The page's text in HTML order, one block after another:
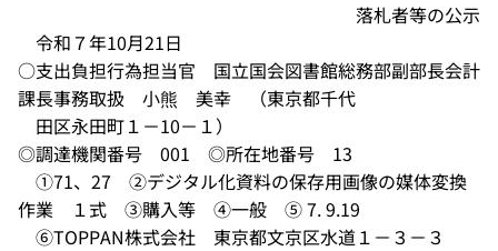
落札者等の公示
令和７年10月21日
○支出負担行為担当官　国立国会図書館総務部副部長会計
課長事務取扱　小熊　美幸　（東京都千代
田区永田町１－10－１）
◎調達機関番号　001　◎所在地番号　13
①71、27　②デジタル化資料の保存用画像の媒体変換
作業　１式　③購入等　④一般　⑤ 7. 9.19
⑥TOPPAN株式会社　東京都文京区水道１－３－３